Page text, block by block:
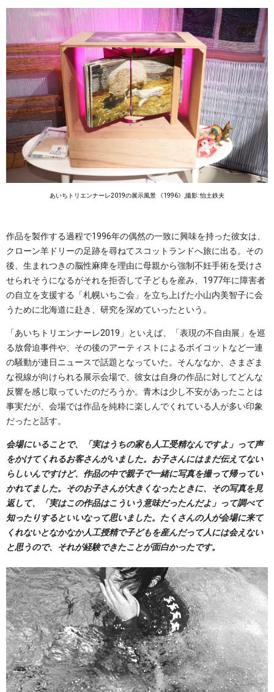
あいちトリエンナーレ2019の展示風景 《1996》,撮影: 怡土鉄夫
作品を製作する過程で1996年の偶然の一致に興味を持った彼女は、
クローン羊ドリーの足跡を尋ねてスコットランドへ旅に出る。その
後、生まれつきの脳性麻痺を理由に母親から強制不妊手術を受けさ
せられそうになるがそれを拒否して子どもを産み、1977年に障害者
の自立を支援する「札幌いちご会」を立ち上げた小山内美智子に会
うために北海道に赴き、研究を深めていったという。
「あいちトリエンナーレ2019」といえば、「表現の不自由展」を巡
る放脅迫事件や、その後のアーティストによるボイコットなど一連
の騒動が連日ニュースで話題となっていた。そんななか、さまざま
な視線が向けられる展示会場で、彼女は自身の作品に対してどんな
反響を感じ取っていたのだろうか。青木は少し不安があったことは
事実だが、会場では作品を純粋に楽しんでくれている人が多い印象
だったと話す。
会場にいることで、「実はうちの家も人工受精なんですよ」って声
をかけてくれるお客さんがいました。お子さんにはまだ伝えてない
らしいんですけど、作品の中で親子で一緒に写真を撮って帰ってい
かれてました。そのお子さんが大きくなったときに、その写真を見
返して、「実はこの作品はこういう意味だったんだよ」って調べて
知ったりするといいなって思いました。たくさんの人が会場に来て
くれないとなかなか人工授精で子どもを産んだって人には会えない
と思うので、それが経験できたことが面白かったです。